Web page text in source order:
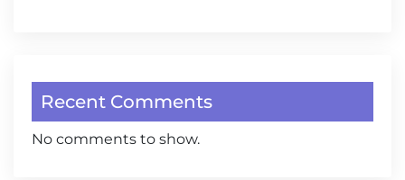
Recent Comments
No comments to show.